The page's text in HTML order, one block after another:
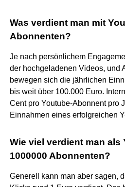
Was verdient man mit
Abonnenten?
Je nach persönlichem
der hochgeladenen Videos, und
bewegen sich die jährlichen
bis weit über 100.000 Euro.
Cent pro Youtube-Abonnent pro
Einnahmen eines erfolgreichen
Wie viel verdient man als
1000000 Abonnenten?
Generell kann man aber sagen,